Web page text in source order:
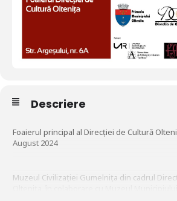
Descriere
Foaierul principal al Direcției de Cultură
August 2024
Muzeul Civilizației Gumelnița din cadrul